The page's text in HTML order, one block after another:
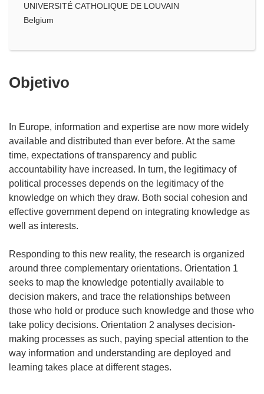
UNIVERSITÉ CATHOLIQUE DE LOUVAIN
Belgium
Objetivo
In Europe, information and expertise are now more widely
available and distributed than ever before. At the same
time, expectations of transparency and public
accountability have increased. In turn, the legitimacy of
political processes depends on the legitimacy of the
knowledge on which they draw. Both social cohesion and
effective government depend on integrating knowledge as
well as interests.
Responding to this new reality, the research is organized
around three complementary orientations. Orientation 1
seeks to map the knowledge potentially available to
decision makers, and trace the relationships between
those who hold or produce such knowledge and those who
take policy decisions. Orientation 2 analyses decision-
making processes as such, paying special attention to the
way information and understanding are deployed and